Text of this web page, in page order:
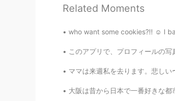
YUI
ジェッサ民
@YUI ありがとうござ
Related Moments
who want some cookies?!! ☺️ I
このアプリで、プロフィールの写真をとして色々な動物の写真
ママは来週私を去ります。悲しい〜😭 だから、ひまわりの畑に
大阪は昔から日本で一番好きな都市でした. 俺の祖父母は